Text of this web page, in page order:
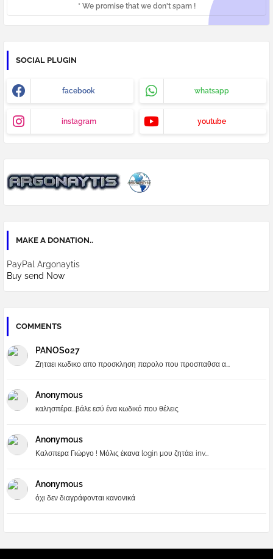
* We promise that we don't spam !
SOCIAL PLUGIN
facebook whatsapp
instagram youtube
MAKE A DONATION..
PayPal Argonaytis
Buy send Now
COMMENTS
PANOS027
Ζηταει κωδικο απο προσκληση παρολο που προσπαθσα α...
Anonymous
καλησπέρα...βάλε εσύ ένα κωδικό που θέλεις
Anonymous
Καλσπερα Γιώργο ! Μόλις έκανα login μου ζητάει inv...
Anonymous
όχι δεν διαγράφονται κανονικά